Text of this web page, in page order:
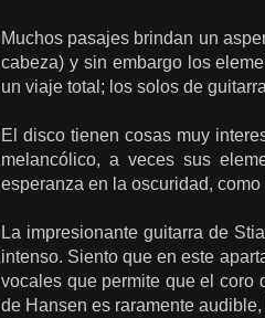
Muchos pasajes brindan un
cabeza) y sin embargo los
un viaje total; los solos de
El disco tienen cosas muy
melancólico, a veces sus
esperanza en la oscuridad,
La impresionante guitarra de
intenso. Siento que en este
vocales que permite que el coro
de Hansen es raramente